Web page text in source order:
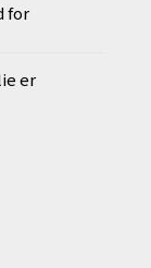
for
er